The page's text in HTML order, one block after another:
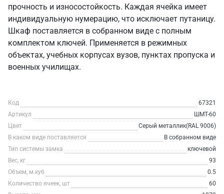
прочность и износостойкость. Каждая ячейка имеет
индивидуальную нумерацию, что исключает путаницу.
Шкаф поставляется в собранном виде с полным
комплектом ключей. Применяется в режимных
объектах, учебных корпусах вузов, пунктах пропуска и
военных училищах.
Код
67321
Артикул
ШМТ-60
Цвет
Серый металлик(RAL 9006)
В каком виде поставляется
В собранном виде
Тип системы замка
ключевой
Вес, кг
93
Объем, м.куб
0.5
Количество ячеек, шт
60